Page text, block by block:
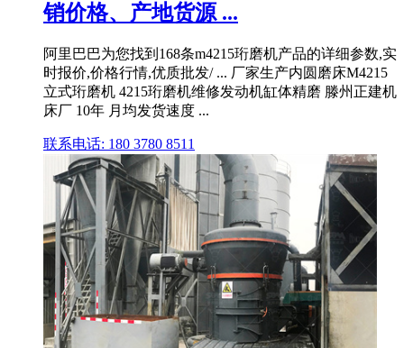
销价格、产地货源 ...
阿里巴巴为您找到168条m4215珩磨机产品的详细参数,实
时报价,价格行情,优质批发/ ... 厂家生产内圆磨床M4215
立式珩磨机 4215珩磨机维修发动机缸体精磨 滕州正建机
床厂 10年 月均发货速度 ...
联系电话: 180 3780 8511